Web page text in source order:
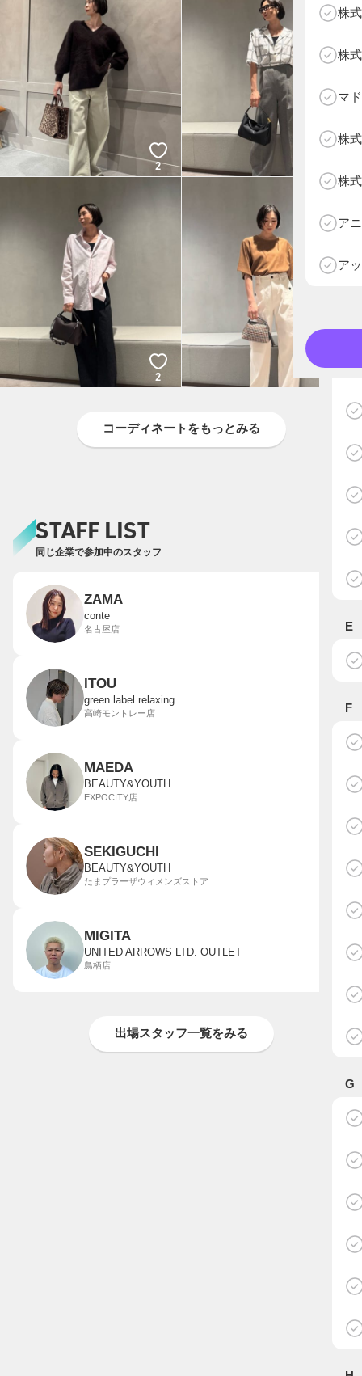
E
F
G
株
株
マ
株
株
ア
ア
2
2
コーディネートをもっとみる
STAFF LIST
同じ企業で参加中のスタッフ
ZAMA
conte
名古屋店
ITOU
green label relaxing
高崎モントレー店
MAEDA
BEAUTY&YOUTH
EXPOCITY店
SEKIGUCHI
BEAUTY&YOUTH
たまプラーザウィメンズストア
MIGITA
UNITED ARROWS LTD. OUTLET
鳥栖店
出場スタッフ一覧をみる